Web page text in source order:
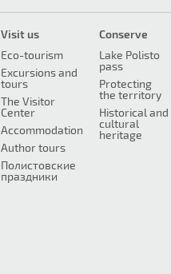
Visit us
Eco-tourism
Excursions and
tours
The Visitor
Center
Accommodation
Author tours
Полистовские
праздники
Conserve
Lake Polisto
pass
Protecting
the territory
Historical and
cultural
heritage